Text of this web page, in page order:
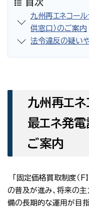
目次
九州再エネコー
供窓口）のご案内
法令違反の疑い
九州再エネ
最エネ発電
ご案内
「固定価格買取制度（
の普及が進み、将来の
備の長期的な運用が目指